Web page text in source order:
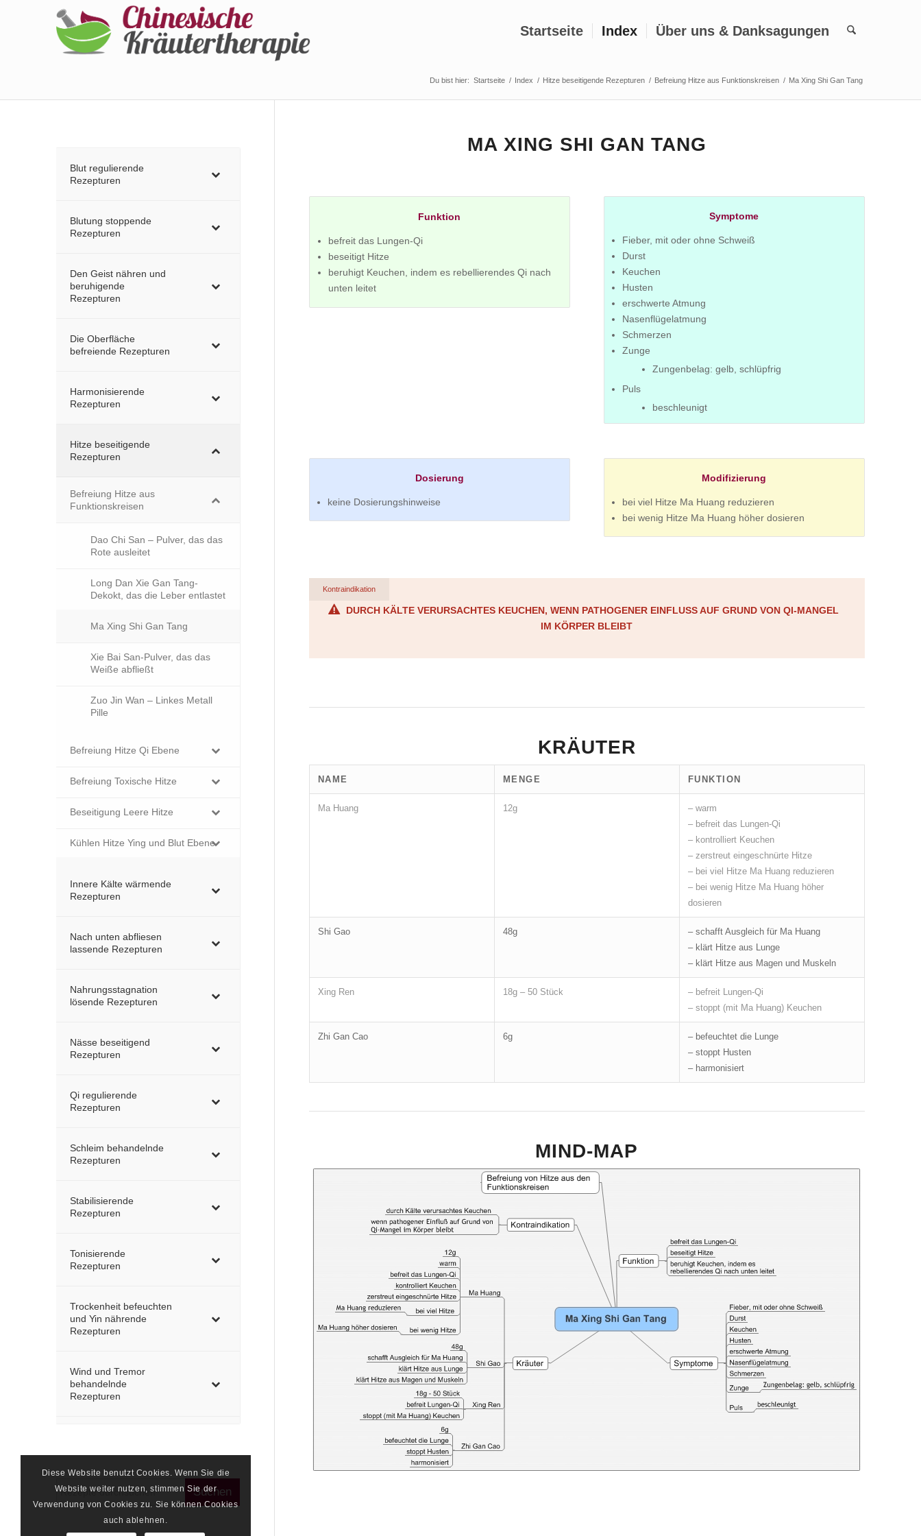
Startseite Index Über uns & Danksagungen
Du bist hier: Startseite / Index / Hitze beseitigende Rezepturen / Befreiung Hitze aus Funktionskreisen / Ma Xing Shi Gan Tang
MA XING SHI GAN TANG
Funktion
befreit das Lungen-Qi
beseitigt Hitze
beruhigt Keuchen, indem es rebellierendes Qi nach
unten leitet
Symptome
Fieber, mit oder ohne Schweiß
Durst
Keuchen
Husten
erschwerte Atmung
Nasenflügelatmung
Schmerzen
Zunge
Zungenbelag: gelb, schlüpfrig
Puls
beschleunigt
Dosierung
keine Dosierungshinweise
Modifizierung
bei viel Hitze Ma Huang reduzieren
bei wenig Hitze Ma Huang höher dosieren
Kontraindikation
DURCH KÄLTE VERURSACHTES KEUCHEN, WENN PATHOGENER EINFLUSS AUF GRUND VON QI-MANGEL I
M KÖRPER BLEIBT
KRÄUTER
NAME MENGE FUNKTION
Ma Huang 12g
– warm
– befreit das Lungen-Qi
– kontrolliert Keuchen
– zerstreut eingeschnürte Hitze
– bei viel Hitze Ma Huang reduzieren
– bei wenig Hitze Ma Huang höher
dosieren
Shi Gao 48g
– schafft Ausgleich für Ma Huang
– klärt Hitze aus Lunge
– klärt Hitze aus Magen und Muskeln
Xing Ren 18g – 50 Stück
– befreit Lungen-Qi
– stoppt (mit Ma Huang) Keuchen
Zhi Gan Cao 6g
– befeuchtet die Lunge
– stoppt Husten
– harmonisiert
MIND-MAP
Blut regulierende
Rezepturen
Blutung stoppende
Rezepturen
Den Geist nähren und
beruhigende
Rezepturen
Die Oberfläche
befreiende Rezepturen
Harmonisierende
Rezepturen
Hitze beseitigende
Rezepturen
Befreiung Hitze aus
Funktionskreisen
Dao Chi San – Pulver, das das
Rote ausleitet
Long Dan Xie Gan Tang-
Dekokt, das die Leber entlastet
Ma Xing Shi Gan Tang
Xie Bai San-Pulver, das das
Weiße abfließt
Zuo Jin Wan – Linkes Metall
Pille
Befreiung Hitze Qi Ebene
Befreiung Toxische Hitze
Beseitigung Leere Hitze
Kühlen Hitze Ying und Blut Ebene
Innere Kälte wärmende
Rezepturen
Nach unten abfliesen
lassende Rezepturen
Nahrungsstagnation
lösende Rezepturen
Nässe beseitigend
Rezepturen
Qi regulierende
Rezepturen
Schleim behandelnde
Rezepturen
Stabilisierende
Rezepturen
Tonisierende
Rezepturen
Trockenheit befeuchten
und Yin nährende
Rezepturen
Wind und Tremor
behandelnde
Rezepturen
Diese Website benutzt Cookies. Wenn Sie die
Website weiter nutzen, stimmen Sie der
Verwendung von Cookies zu. Sie können Cookies
auch ablehnen.